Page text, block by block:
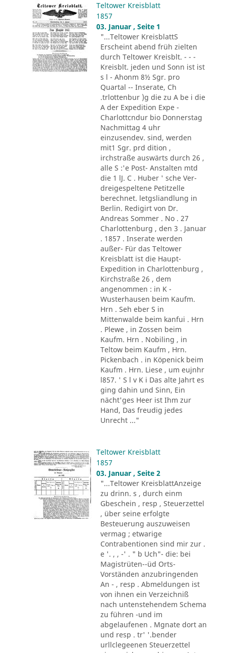
Teltower Kreisblatt
1857
03. Januar , Seite 1
"...Teltower KreisblattS
Erscheint abend früh zielten
durch Teltower Kreisblt. - - -
Kreisblt. jeden und Sonn ist ist
s l - Ahonm 8½ Sgr. pro
Quartal -- Inserate, Ch
.trlottenbur )g die zu A be i die
A der Expedition Expe -
Charlottcndur bio Donnerstag
Nachmittag 4 uhr
einzusendev. sind, werden
mit1 Sgr. prd dition ,
irchstraße auswärts durch 26 ,
alle S :'e Post- Anstalten mtd
die 1 lJ. C . Huber ' sche Ver-
dreigespeltene Petitzelle
berechnet. letgsliandlung in
Berlin. Redigirt von Dr.
Andreas Sommer . No . 27
Charlottenburg , den 3 . Januar
. 1857 . Inserate werden
außer- Für das Teltower
Kreisblatt ist die Haupt-
Expedition in Charlottenburg ,
Kirchstraße 26 , dem
angenommen : in K -
Wusterhausen beim Kaufm.
Hrn . Seh eber S in
Mittenwalde beim kanfui . Hrn
. Plewe , in Zossen beim
Kaufm. Hrn . Nobiling , in
Teltow beim Kaufm , Hrn.
Pickenbach . in Köpenick beim
Kaufm . Hrn. Liese , um eujnhr
l857. ' S l v K i Das alte Jahrt es
ging dahin und Sinn, Ein
nächt'ges Heer ist Ihm zur
Hand, Das freudig jedes
Unrecht ..."
Teltower Kreisblatt
1857
03. Januar , Seite 2
"...Teltower KreisblattAnzeige
zu drinn. s , durch einm
Gbeschein , resp , Steuerzettel
, über seine erfolgte
Besteuerung auszuweisen
vermag ; etwarige
Contrabentionen sind mir zur .
e '. , , -' . " b Uch"- die: bei
Magistrüten--üd Orts-
Vorständen anzubringenden
An - , resp . Abmeldungen ist
von ihnen ein Verzeichniß
nach untenstehendem Schema
zu führen -und im
abgelaufenen . Mgnate dort an
und resp . tr' '.bender
urllclegeenen Steuerzettel